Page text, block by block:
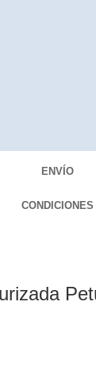
ENVÍO
CONDICIONES